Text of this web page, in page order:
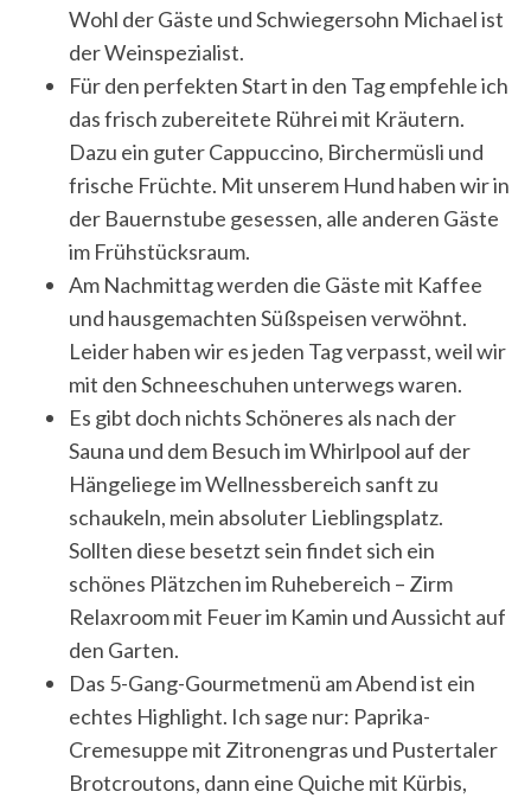
Wohl der Gäste und Schwiegersohn Michael ist
der Weinspezialist.
Für den perfekten Start in den Tag empfehle ich
das frisch zubereitete Rührei mit Kräutern.
Dazu ein guter Cappuccino, Birchermüsli und
frische Früchte. Mit unserem Hund haben wir in
der Bauernstube gesessen, alle anderen Gäste
im Frühstücksraum.
Am Nachmittag werden die Gäste mit Kaffee
und hausgemachten Süßspeisen verwöhnt.
Leider haben wir es jeden Tag verpasst, weil wir
mit den Schneeschuhen unterwegs waren.
Es gibt doch nichts Schöneres als nach der
Sauna und dem Besuch im Whirlpool auf der
Hängeliege im Wellnessbereich sanft zu
schaukeln, mein absoluter Lieblingsplatz.
Sollten diese besetzt sein findet sich ein
schönes Plätzchen im Ruhebereich – Zirm
Relaxroom mit Feuer im Kamin und Aussicht auf
den Garten.
Das 5-Gang-Gourmetmenü am Abend ist ein
echtes Highlight. Ich sage nur: Paprika-
Cremesuppe mit Zitronengras und Pustertaler
Brotcroutons, dann eine Quiche mit Kürbis,